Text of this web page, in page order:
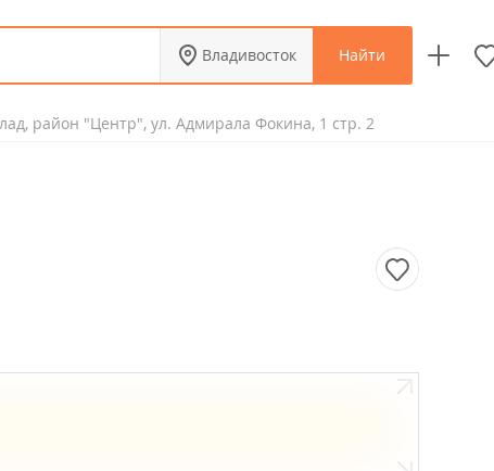
Владивосток Найти
район "Центр", ул. Адмирала Фокина, 1 стр. 2